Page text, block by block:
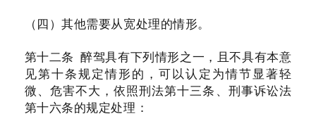
（四）其他需要从宽处理的情形。
第十二条 醉驾具有下列情形之一，且不具有本意
见第十条规定情形的，可以认定为情节显著轻
微、危害不大，依照刑法第十三条、刑事诉讼法
第十六条的规定处理：